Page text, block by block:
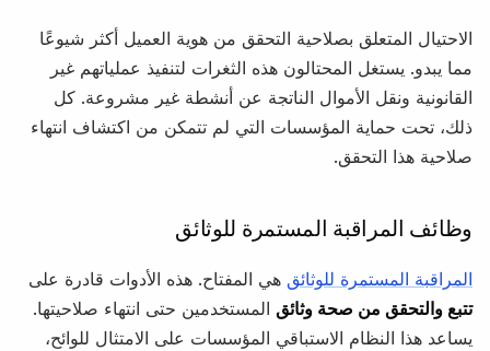
الاحتيال المتعلق بصلاحية التحقق من هوية العميل أكثر شيوعًا
مما يبدو. يستغل المحتالون هذه الثغرات لتنفيذ عملياتهم غير
القانونية ونقل الأموال الناتجة عن أنشطة غير مشروعة. كل
ذلك، تحت حماية المؤسسات التي لم تتمكن من اكتشاف انتهاء
صلاحية هذا التحقق.
وظائف المراقبة المستمرة للوثائق
المراقبة المستمرة للوثائق هي المفتاح. هذه الأدوات قادرة على
تتبع والتحقق من صحة وثائق المستخدمين حتى انتهاء صلاحيتها.
يساعد هذا النظام الاستباقي المؤسسات على الامتثال للوائح،